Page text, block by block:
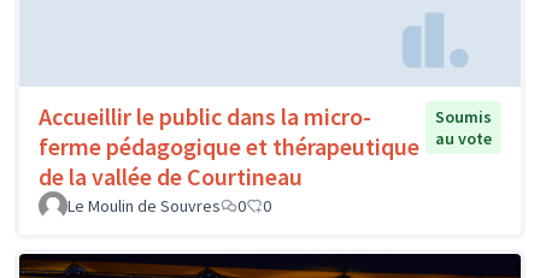
Accueillir le public dans la micro-
ferme pédagogique et thérapeutique
de la vallée de Courtineau
Soumis
au vote
Le Moulin de Souvres 0 0